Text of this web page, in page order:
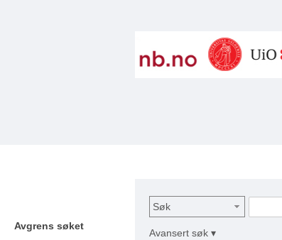
Avgrens søket
Søk
Avansert søk ▾